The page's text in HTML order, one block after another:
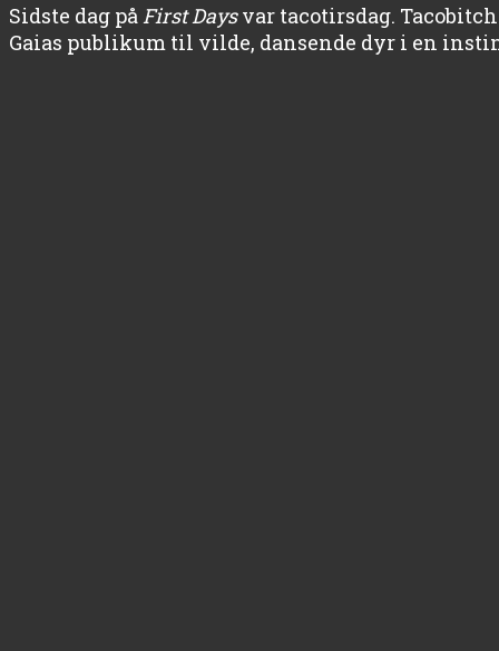
Sidste dag påFirst Daysvar tacotirsdag.
Gaias publikum til vilde, dansende dyr i en